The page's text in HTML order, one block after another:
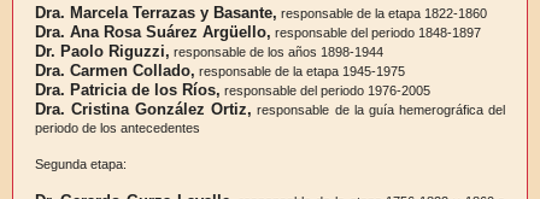
Dra. Marcela Terrazas y Basante, responsable de la etapa 1822-1860
Dra. Ana Rosa Suárez Argüello, responsable del periodo 1848-1897
Dr. Paolo Riguzzi, responsable de los años 1898-1944
Dra. Carmen Collado, responsable de la etapa 1945-1975
Dra. Patricia de los Ríos, responsable del periodo 1976-2005
Dra. Cristina González Ortiz, responsable de la guía hemerográfica del
periodo de los antecedentes
Segunda etapa: